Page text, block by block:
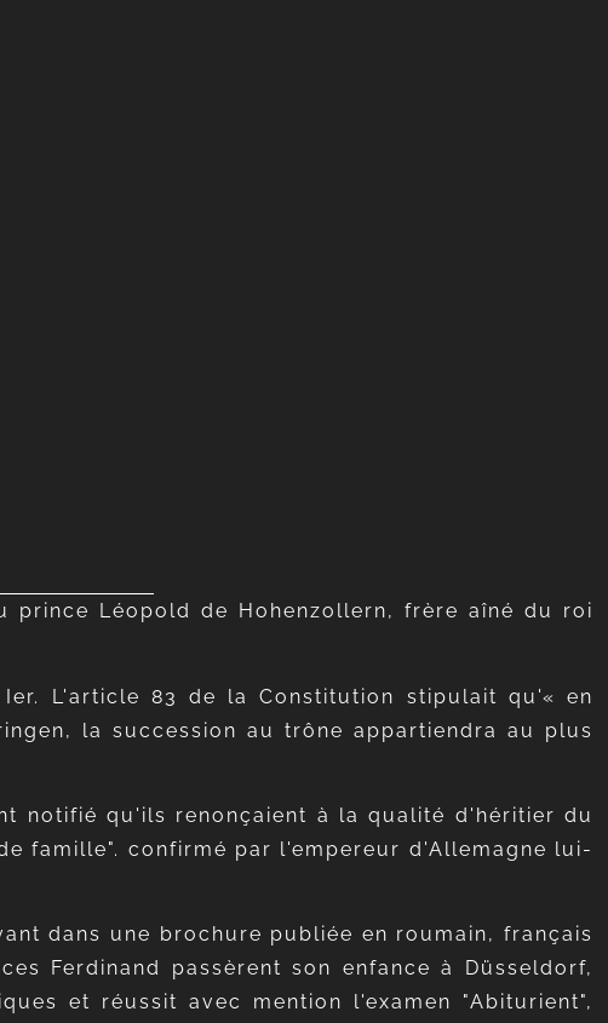
prince Léopold de Hohenzollern, frère aîné du roi
L'article 83 de la Constitution stipulait qu'« en
la succession au trône appartiendra au plus
notifié qu'ils renonçaient à la qualité d'héritier du
famille". confirmé par l'empereur d'Allemagne lui-
dans une brochure publiée en roumain, français
Ferdinand passèrent son enfance à Düsseldorf,
et réussit avec mention l'examen "Abiturient",